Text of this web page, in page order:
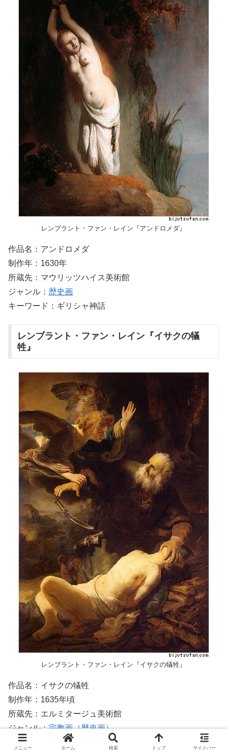
レンブラント・ファン・レイン『アンドロメダ』
作品名：アンドロメダ
制作年：1630年
所蔵先：マウリッツハイス美術館
ジャンル： 歴史画
キーワード：ギリシャ神話
レンブラント・ファン・レイン『イサクの犠
牲』
レンブラント・ファン・レイン『イサクの犠牲』
作品名：イサクの犠牲
制作年：1635年頃
所蔵先：エルミタージュ美術館
ジャンル：宗教画（歴史画）
キーワード：
メニュー ホーム 検索 トップ サイドバー